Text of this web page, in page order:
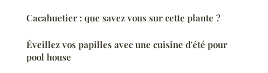
Cacahuetier : que savez vous sur cette plante ?
Éveillez vos papilles avec une cuisine d'été pour
pool house